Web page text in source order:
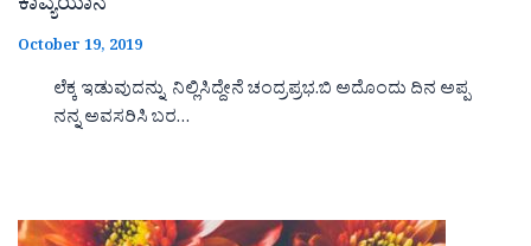
ಕಾವ್ಯಯಾನ
October 19, 2019
ಲೆಕ್ಕ ಇಡುವುದನ್ನು ನಿಲ್ಲಿಸಿದ್ದೇನೆ ಚಂದ್ರಪ್ರಭ.ಬಿ ಅದೊಂದು ದಿನ ಅಪ್ಪ
ನನ್ನ ಅವಸರಿಸಿ ಬರ…